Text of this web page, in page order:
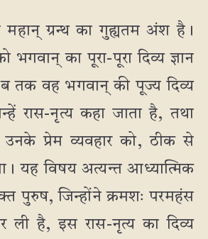
ग्रन्थ का गुह्यतम अंश है।
का पूरा-पूरा दिव्य ज्ञान
तक वह भगवान् की पूज्य दिव्य
रास-नृत्य कहा जाता है, तथा
उनके प्रेम व्यवहार को, ठीक से
यह विषय अत्यन्त आध्यात्मिक
पुरुष, जिन्होंने क्रमशः परमहंस
ली है, इस रास-नृत्य का दिव्य